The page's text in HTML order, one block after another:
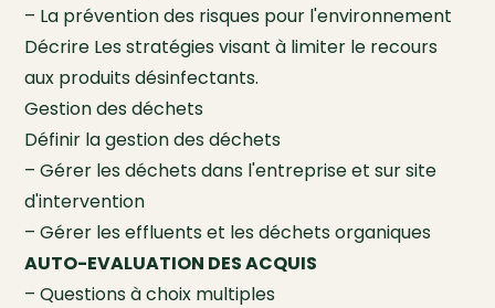
– La prévention des risques pour l'environnement
Décrire Les stratégies visant à limiter le recours
aux produits désinfectants.
Gestion des déchets
Définir la gestion des déchets
– Gérer les déchets dans l'entreprise et sur site
d'intervention
– Gérer les effluents et les déchets organiques
AUTO-EVALUATION DES ACQUIS
– Questions à choix multiples